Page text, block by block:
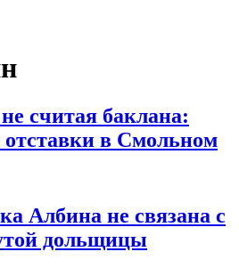
считая баклана:
отставки в Смольном
Албина не связана с
дольщицы